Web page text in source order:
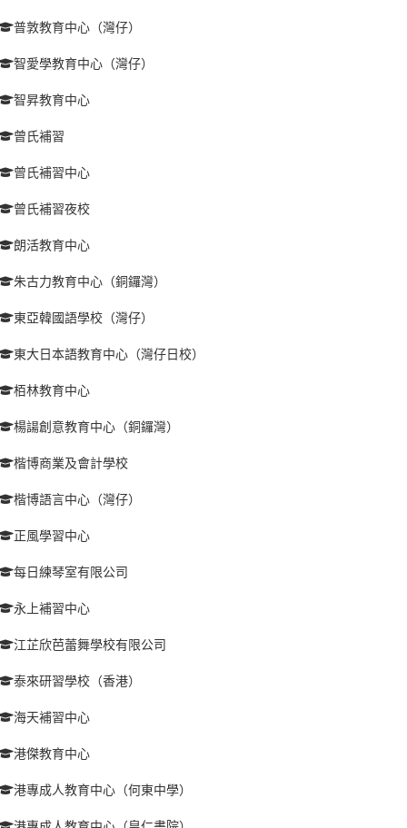
普敦教育中心（灣仔）
智愛學教育中心（灣仔）
智昇教育中心
曾氏補習
曾氏補習中心
曾氏補習夜校
朗活教育中心
朱古力教育中心（銅鑼灣）
東亞韓國語學校（灣仔）
東大日本語教育中心（灣仔日校）
栢林教育中心
楊諹創意教育中心（銅鑼灣）
楷博商業及會計學校
楷博語言中心（灣仔）
正風學習中心
每日練琴室有限公司
永上補習中心
江芷欣芭蕾舞學校有限公司
泰來研習學校（香港）
海天補習中心
港傑教育中心
港專成人教育中心（何東中學）